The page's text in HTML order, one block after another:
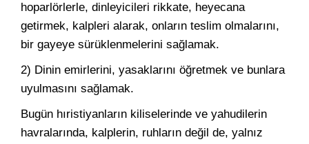
hoparlörlerle, dinleyicileri rikkate, heyecana
getirmek, kalpleri alarak, onların teslim olmalarını,
bir gayeye sürüklenmelerini sağlamak.
2) Dinin emirlerini, yasaklarını öğretmek ve bunlara
uyulmasını sağlamak.
Bugün hıristiyanların kiliselerinde ve yahudilerin
havralarında, kalplerin, ruhların değil de, yalnız